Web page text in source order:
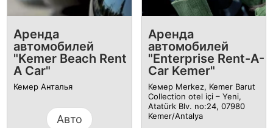
Аренда
автомобилей
"Kemer Beach Rent
A Car"
Кемер Анталья
Авто
Аренда
автомобилей
"Enterprise Rent-A-
Car Kemer"
Кемер Merkez, Kemer Barut
Collection otel içi – Yeni,
Atatürk Blv. no:24, 07980
Kemer/Antalya